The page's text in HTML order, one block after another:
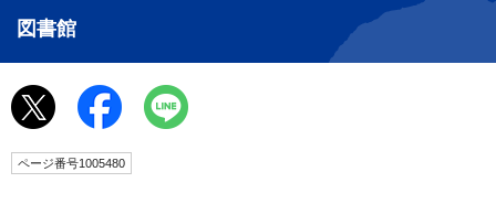
図書館
ページ番号1005480